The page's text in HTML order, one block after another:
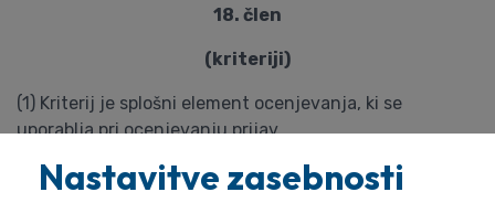
18. člen
(kriteriji)
(1) Kriterij je splošni element ocenjevanja, ki se
uporablja pri ocenjevanju prijav.
(2) Kriteriji za ocenjevanje predlogov projektov v okviru
Nastavitve zasebnosti